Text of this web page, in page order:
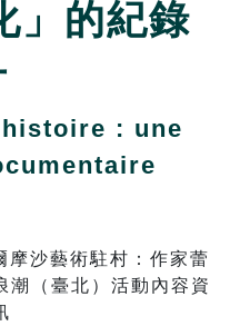
」的紀錄
: une